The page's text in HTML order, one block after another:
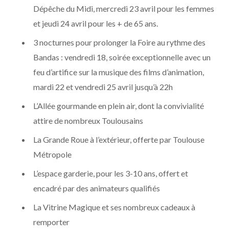
Dépêche du Midi, mercredi 23 avril pour les femmes
et jeudi 24 avril pour les + de 65 ans.
3 nocturnes pour prolonger la Foire au rythme des
Bandas : vendredi 18, soirée exceptionnelle avec un
feu d’artifice sur la musique des films d’animation,
mardi 22 et vendredi 25 avril jusqu’à 22h
L’Allée gourmande en plein air, dont la convivialité
attire de nombreux Toulousains
La Grande Roue à l’extérieur, offerte par Toulouse
Métropole
L’espace garderie, pour les 3-10 ans, offert et
encadré par des animateurs qualifiés
La Vitrine Magique et ses nombreux cadeaux à
remporter